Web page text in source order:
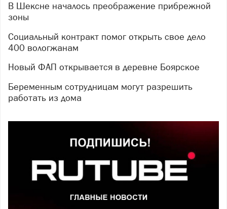
В Шексне началось преображение прибрежной
зоны
Социальный контракт помог открыть свое дело
400 вологжанам
Новый ФАП открывается в деревне Боярское
Беременным сотрудницам могут разрешить
работать из дома